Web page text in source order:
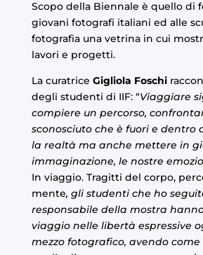
Scopo della Biennale è quello di
giovani fotografi italiani ed alle
fotografia una vetrina in cui
lavori e progetti.
La curatrice Gigliola Foschi
degli studenti di IIF: “Viaggiare
compiere un percorso,
sconosciuto che è fuori e dentro
la realtà ma anche mettere in
immaginazione, le nostre
In viaggio. Tragitti del corpo,
mente, gli studenti che ho
responsabile della mostra
viaggio nelle libertà espressive
mezzo fotografico, avendo